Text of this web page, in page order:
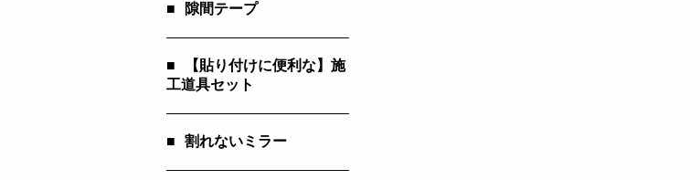
■ 隙間テープ
■
【貼り付けに便利な】施
工道具セット
■ 割れないミラー